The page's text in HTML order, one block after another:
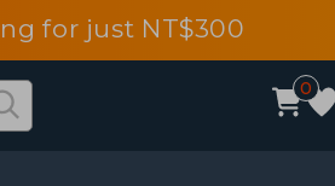
for just NT$300
0